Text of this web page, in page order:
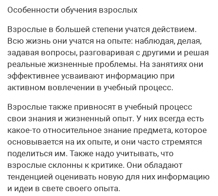
Особенности обучения взрослых
Взрослые в большей степени учатся действием.
Всю жизнь они учатся на опыте: наблюдая, делая,
задавая вопросы, разговаривая с другими и решая
реальные жизненные проблемы. На занятиях они
эффективнее усваивают информацию при
активном вовлечении в учебный процесс.
Взрослые также привносят в учебный процесс
свои знания и жизненный опыт. У них всегда есть
какое-то относительное знание предмета, которое
основывается на их опыте, и они часто стремятся
поделиться им. Также надо учитывать, что
взрослые склонны к критике. Они обладают
тенденцией оценивать новую для них информацию
и идеи в свете своего опыта.